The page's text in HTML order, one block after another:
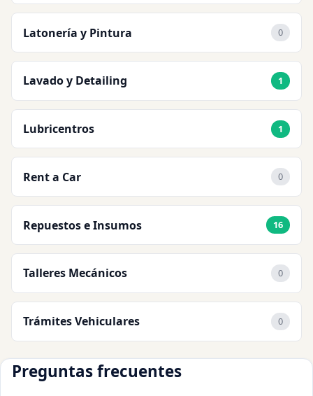
Latonería y Pintura 0
Lavado y Detailing 1
Lubricentros 1
Rent a Car 0
Repuestos e Insumos 16
Talleres Mecánicos 0
Trámites Vehiculares 0
Preguntas frecuentes